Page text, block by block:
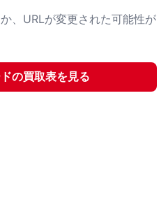
、URLが変更された可能性が
の買取表を見る